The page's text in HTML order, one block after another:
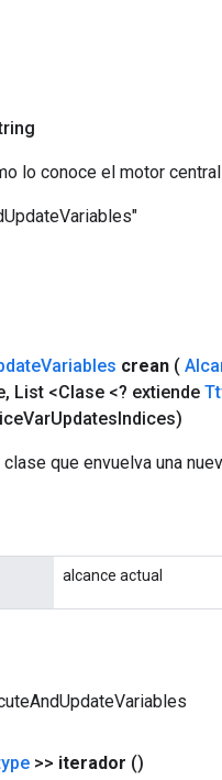
lo conoce el motor
Variables crean (
, List <Clase <? extiende
VarUpdatesIndices)
que envuelva una
alcance actual
>> iterador ()